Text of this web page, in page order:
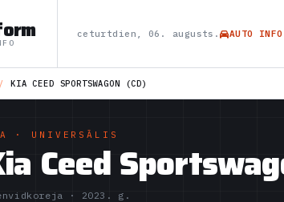
ceturtdien, 06. augusts. AUTO INFO
/ KIA CEED SPORTSWAGON (CD)
· UNIVERSĀLIS
Ceed
· 2023. g.